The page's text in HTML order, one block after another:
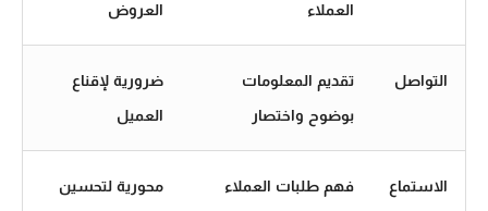
العملاء
العروض
التواصل
تقديم المعلومات
بوضوح واختصار
ضرورية لإقناع
العميل
الاستماع
فهم طلبات العملاء
محورية لتحسين